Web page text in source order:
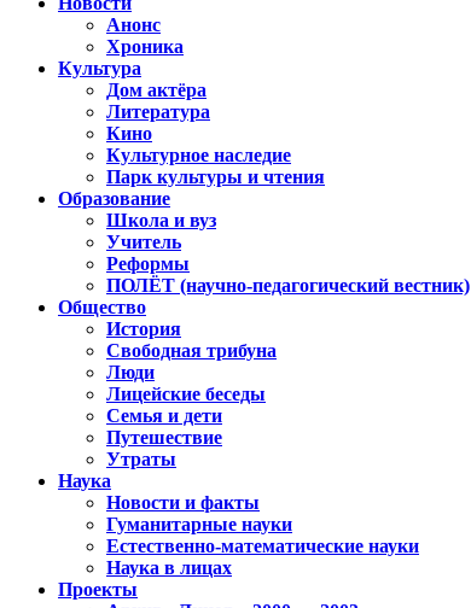
Анонс
Хроника
Культура
Дом актёра
Литература
Кино
Культурное наследие
Парк культуры и чтения
Образование
Школа и вуз
Учитель
Реформы
ПОЛЁТ (научно-педагогический вестник)
Общество
История
Свободная трибуна
Люди
Лицейские беседы
Семья и дети
Путешествие
Утраты
Наука
Новости и факты
Гуманитарные науки
Естественно-математические науки
Наука в лицах
Проекты